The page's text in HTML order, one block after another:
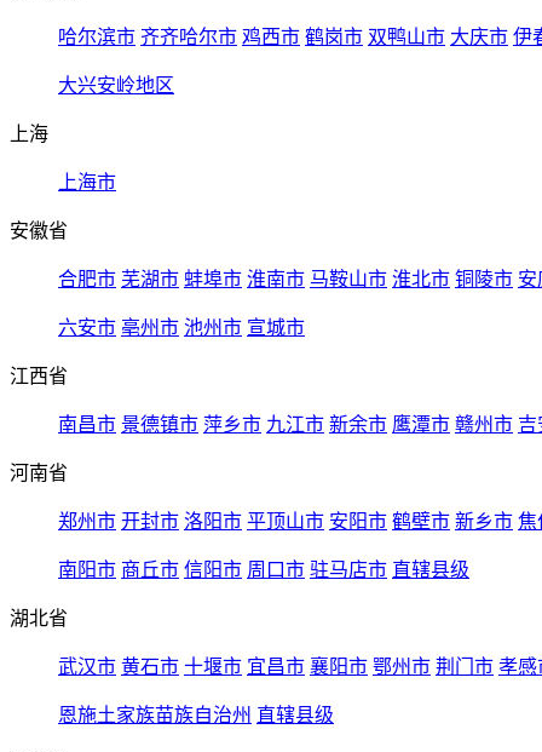
哈尔滨市 齐齐哈尔市 鸡西市 鹤岗市 双鸭山市 大庆市 伊
大兴安岭地区
上海
上海市
安徽省
合肥市 芜湖市 蚌埠市 淮南市 马鞍山市 淮北市 铜陵市 安
六安市 亳州市 池州市 宣城市
江西省
南昌市 景德镇市 萍乡市 九江市 新余市 鹰潭市 赣州市 吉
河南省
郑州市 开封市 洛阳市 平顶山市 安阳市 鹤壁市 新乡市 焦
南阳市 商丘市 信阳市 周口市 驻马店市 直辖县级
湖北省
武汉市 黄石市 十堰市 宜昌市 襄阳市 鄂州市 荆门市 孝感
恩施土家族苗族自治州 直辖县级